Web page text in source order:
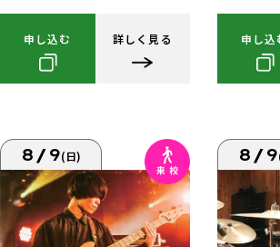
申し込む 詳しく見る 申し込
8/9(日) 8/9